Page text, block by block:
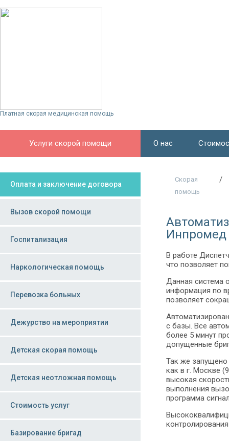
Платная скорая медицинская помощь
Услуги скорой помощи О нас
Оплата и заключение договора
Вызов скорой помощи
Госпитализация
Наркологическая помощь
Перевозка больных
Дежурство на мероприятии
Детская скорая помощь
Детская неотложная помощь
Стоимость услуг
Базирование бригад
Скорая
помощь
/
Инпромед
В работе
что позволяет
Данная система
информация по
позволяет
с базы. Все
более 5 минут
допущенные
Так же
как в г. Москве
высокая
выполнения
программа